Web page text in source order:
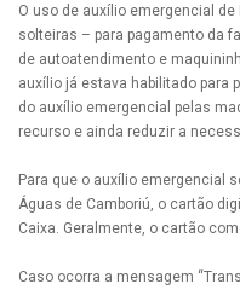
O uso de auxílio emergencial
solteiras – para pagamento da
de autoatendimento e
auxílio já estava habilitado para
do auxílio emergencial pelas
recurso e ainda reduzir a
Para que o auxílio emergencial
Águas de Camboriú, o cartão
Caixa. Geralmente, o cartão
Caso ocorra a mensagem